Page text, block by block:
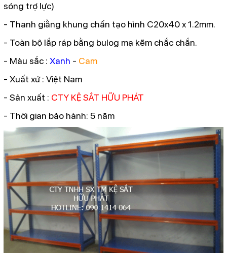
sóng trợ lực)
- Thanh giằng khung chấn tạo hình C20x40 x 1.2mm.
- Toàn bộ lắp ráp bằng bulog mạ kẽm chắc chắn.
- Màu sắc : Xanh - Cam
- Xuất xứ : Việt Nam
- Sản xuất : CTY KỆ SẮT HỮU PHÁT
- Thời gian bảo hành: 5 năm